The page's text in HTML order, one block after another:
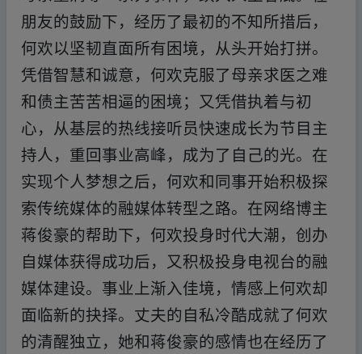
朋友的鼓励下，经历了最初的不知所措后，
何欢以坚韧直面所有困境，从头开始打拼。
凭借智慧和诚意，何欢克服了母亲求医之难
和债主苦苦相逼的困境；又凭借执着与初
心，从基层的热线接听员快速成长为节目主
持人，重回事业高峰，成为了自己的光。在
实现个人梦想之后，何欢和同事开始积极探
索传统媒体的融媒体转型之路。在网络博主
蒋俊豪的帮助下，何欢投身时代大潮，创办
自媒体获得成功后，又积极投身电视台的融
媒体建设。事业上渐入佳境，情感上何欢却
面临新的抉择。丈夫的自私冷酷成就了何欢
的清醒独立，她和蒋俊豪的感情也在经历了